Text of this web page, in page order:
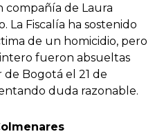
compañía de Laura
La Fiscalía ha sostenido
de un homicidio, pero
fueron absueltas
Bogotá el 21 de
duda razonable.